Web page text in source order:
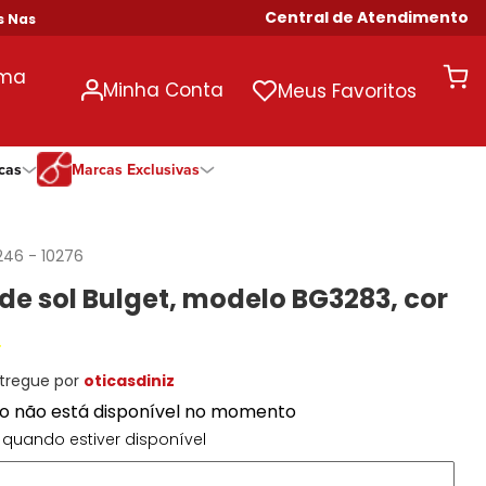
Acima de R$ 699! Central de Atendimento
Minha Conta Meus Favoritos
DNZ
DNZ
Anual
Hit
Marcas Exclusivas
-10276
sol Bulget, modelo BG3283, cor
por oticasdiniz
não está disponível no momento
estiver disponível